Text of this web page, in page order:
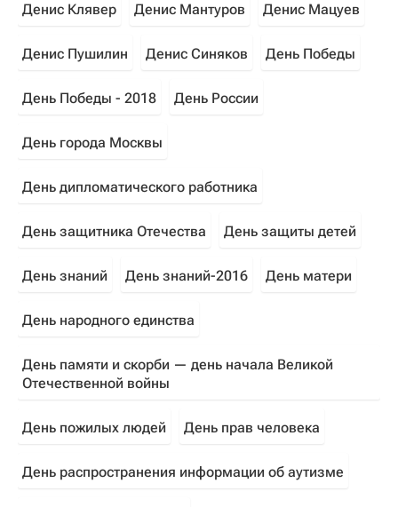
Денис Клявер Денис Мантуров Денис Мацуев
Денис Пушилин Денис Синяков День Победы
День Победы - 2018 День России
День города Москвы
День дипломатического работника
День защитника Отечества День защиты детей
День знаний День знаний-2016 День матери
День народного единства
День памяти и скорби — день начала Великой
Отечественной войны
День пожилых людей День прав человека
День распространения информации об аутизме